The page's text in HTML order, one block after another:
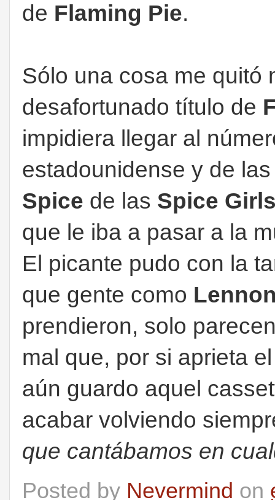
de Flaming Pie.
Sólo una cosa me quitó
desafortunado título de
impidiera llegar al
estadounidense y de
Spice de las Spice
que le iba a pasar a la
El picante pudo con la
que gente como
prendieron, solo
mal que, por si aprieta
aún guardo aquel
acabar volviendo
que cantábamos en
Posted by Nevermind on